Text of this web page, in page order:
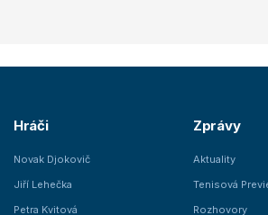
Hráči
Novak Djokovič
Jiří Lehečka
Petra Kvitová
Zprávy
Aktuality
Tenisová
Rozhovory